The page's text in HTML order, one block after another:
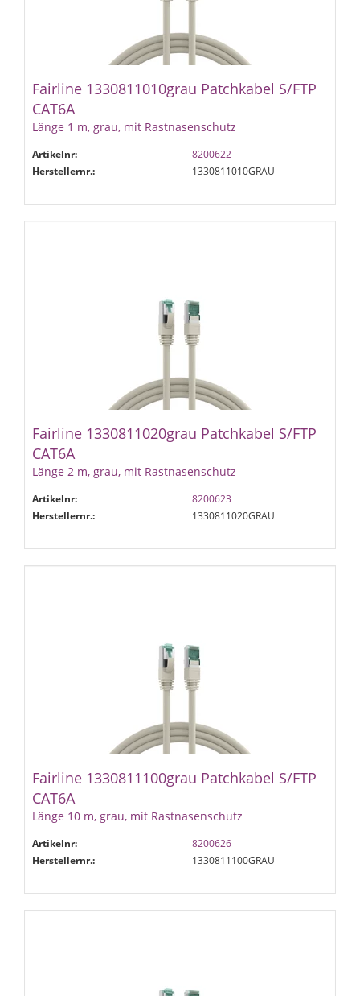
Fairline 1330811010grau Patchkabel S/FTP
CAT6A
Länge 1 m, grau, mit Rastnasenschutz
Artikelnr:
8200622
Herstellernr.:
1330811010GRAU
Fairline 1330811020grau Patchkabel S/FTP
CAT6A
Länge 2 m, grau, mit Rastnasenschutz
Artikelnr:
8200623
Herstellernr.:
1330811020GRAU
Fairline 1330811100grau Patchkabel S/FTP
CAT6A
Länge 10 m, grau, mit Rastnasenschutz
Artikelnr:
8200626
Herstellernr.:
1330811100GRAU